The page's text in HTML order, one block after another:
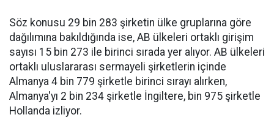
Söz konusu 29 bin 283 şirketin ülke gruplarına göre
dağılımına bakıldığında ise, AB ülkeleri ortaklı girişim
sayısı 15 bin 273 ile birinci sırada yer alıyor. AB ülkeleri
ortaklı uluslararası sermayeli şirketlerin içinde
Almanya 4 bin 779 şirketle birinci sırayı alırken,
Almanya'yı 2 bin 234 şirketle İngiltere, bin 975 şirketle
Hollanda izliyor.